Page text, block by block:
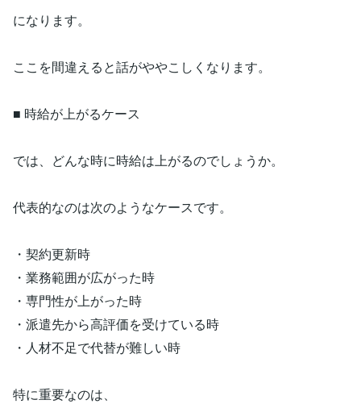
になります。
ここを間違えると話がややこしくなります。
■ 時給が上がるケース
では、どんな時に時給は上がるのでしょうか。
代表的なのは次のようなケースです。
・契約更新時
・業務範囲が広がった時
・専門性が上がった時
・派遣先から高評価を受けている時
・人材不足で代替が難しい時
特に重要なのは、